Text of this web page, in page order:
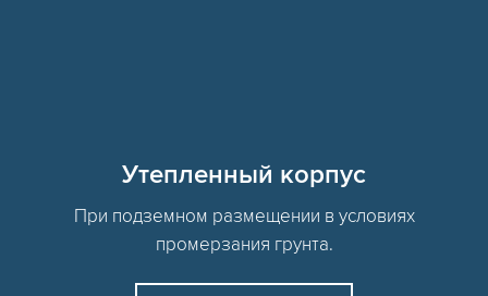
Утепленный корпус
При подземном размещении в условиях
промерзания грунта.